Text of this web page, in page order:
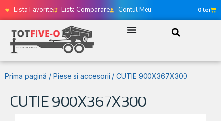
Lista Favorite Lista Comparare Contul Meu 0 lei
Prima pagină / Piese si accesorii / CUTIE 900X367X300
CUTIE 900X367X300